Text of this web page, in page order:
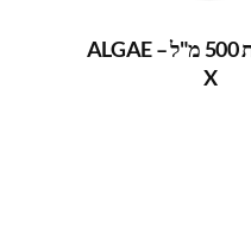
מחסל אצות 500 מ"ל – ALGAE
X